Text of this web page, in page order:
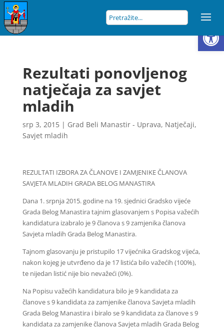
Rezultati ponovljenog
natječaja za savjet
mladih
srp 3, 2015| Grad Beli Manastir - Uprava, Natječaji,
Savjet mladih
REZULTATI IZBORA ZA ČLANOVE I ZAMJENIKE ČLANOVA
SAVJETA MLADIH GRADA BELOG MANASTIRA
Dana 1. srpnja 2015. godine na 19. sjednici Gradsko vijeće
Grada Belog Manastira tajnim glasovanjem s Popisa važećih
kandidatura izabralo je 9 članova s 9 zamjenika članova
Savjeta mladih Grada Belog Manastira.
Tajnom glasovanju je pristupilo 17 vijećnika Gradskog vijeća,
nakon kojeg je utvrđeno da je 17 listića bilo važećih (100%),
te nijedan listić nije bio nevažeći (0%).
Na Popisu važećih kandidatura bilo je 9 kandidata za
članove s 9 kandidata za zamjenike članova Savjeta mladih
Grada Belog Manastira i biralo se 9 kandidata za članove s 9
kandidata za zamjenike članova Savjeta mladih Grada Belog